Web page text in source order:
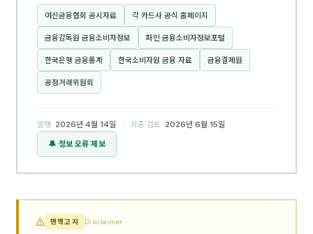
여신금융협회 공시자료 각 카드사 공식 홈페이지
금융감독원 금융소비자정보 파인 금융소비자정보포털
한국은행 금융통계 한국소비자원 금융 자료 금융결제원
공정거래위원회
발행 2026년 4월 14일 · 최종 검토 2026년 6월 15일
🔔 정보 오류 제보
면책고지 Disclaimer